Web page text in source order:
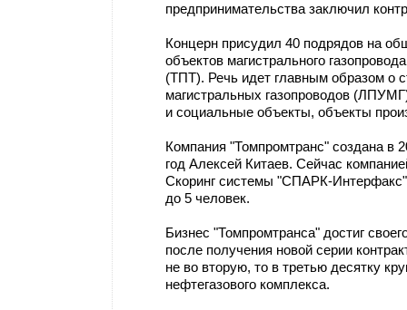
предпринимательства заключил
Концерн присудил 40 подрядов на
объектов магистрального
(ТПТ). Речь идет главным образом о
магистральных газопроводов
и социальные объекты, объекты
Компания "Томпромтранс" создана в
год Алексей Китаев. Сейчас
Скоринг системы "СПАРК-
до 5 человек.
Бизнес "Томпромтранса" достиг
после получения новой серии
не во вторую, то в третью десятку
нефтегазового комплекса.